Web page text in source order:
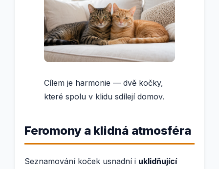
Cílem je harmonie — dvě kočky,
které spolu v klidu sdílejí domov.
Feromony a klidná atmosféra
Seznamování koček usnadní i uklidňující